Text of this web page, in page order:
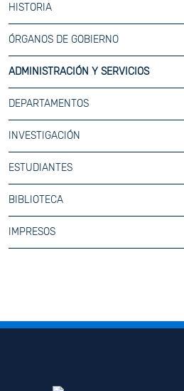
HISTORIA
ÓRGANOS DE GOBIERNO
ADMINISTRACIÓN Y SERVICIOS
DEPARTAMENTOS
INVESTIGACIÓN
ESTUDIANTES
BIBLIOTECA
IMPRESOS